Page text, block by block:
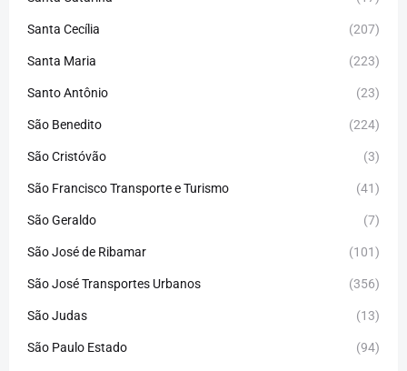
Santa Cecília (207)
Santa Maria (223)
Santo Antônio (23)
São Benedito (224)
São Cristóvão (3)
São Francisco Transporte e Turismo (41)
São Geraldo (7)
São José de Ribamar (101)
São José Transportes Urbanos (356)
São Judas (13)
São Paulo Estado (94)